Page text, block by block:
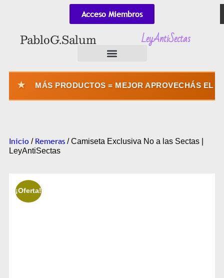
Acceso Miembros
Pablo G. Salum LeyAntiSectas
PRODUCTOS = MEJOR APROVECHÁS EL ENVÍO ★
Inicio / Remeras / Camiseta Exclusiva No a las Sectas |
LeyAntiSectas
¡Oferta!